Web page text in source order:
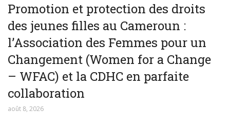
Promotion et protection des droits
des jeunes filles au Cameroun :
l’Association des Femmes pour un
Changement (Women for a Change
– WFAC) et la CDHC en parfaite
collaboration
août 8, 2026